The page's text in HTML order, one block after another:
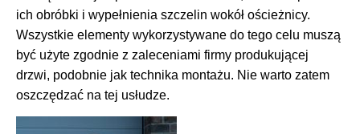
ich obróbki i wypełnienia szczelin wokół ościeżnicy.
Wszystkie elementy wykorzystywane do tego celu muszą
być użyte zgodnie z zaleceniami firmy produkującej
drzwi, podobnie jak technika montażu. Nie warto zatem
oszczędzać na tej usłudze.